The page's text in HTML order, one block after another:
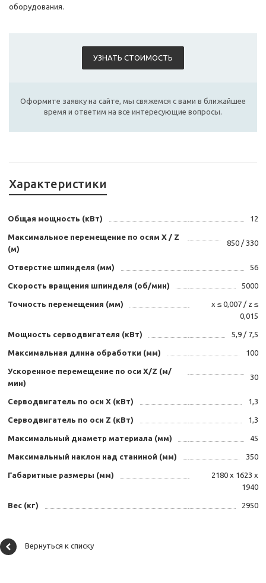
оборудования.
УЗНАТЬ СТОИМОСТЬ
Оформите заявку на сайте, мы свяжемся с вами в ближайшее
время и ответим на все интересующие вопросы.
Характеристики
Общая мощность (кВт) 12
Максимальное перемещение по осям Х / Z
(м)
850 / 330
Отверстие шпинделя (мм) 56
Скорость вращения шпинделя (об/мин) 5000
Точность перемещения (мм)
x ≤ 0,007 / z ≤
0,015
Мощность серводвигателя (кВт) 5,9 / 7,5
Максимальная длина обработки (мм) 100
Ускоренное перемещение по оси X/Z (м/
мин)
30
Серводвигатель по оси X (кВт) 1,3
Серводвигатель по оси Z (кВт) 1,3
Максимальный диаметр материала (мм) 45
Максимальный наклон над станиной (мм) 350
Габаритные размеры (мм)
2180 х 1623 х
1940
Вес (кг) 2950
Вернуться к списку